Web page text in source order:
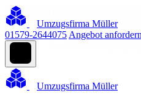
Umzugsfirma Müller
01579-2644075 Angebot anfordern
Umzugsfirma Müller